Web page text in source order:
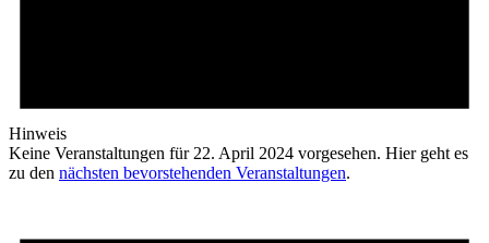
Hinweis
Keine Veranstaltungen für 22. April 2024 vorgesehen. Hier geht es
zu den nächsten bevorstehenden Veranstaltungen.